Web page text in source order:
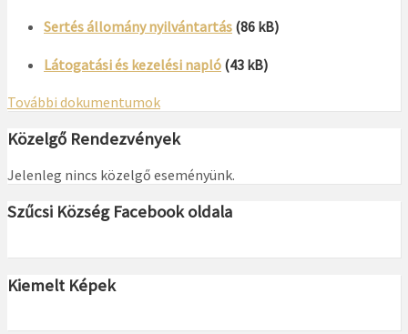
Sertés állomány nyilvántartás (86 kB)
Látogatási és kezelési napló (43 kB)
További dokumentumok
Közelgő Rendezvények
Jelenleg nincs közelgő eseményünk.
Szűcsi Község Facebook oldala
Kiemelt Képek